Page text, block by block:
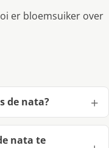
er bloemsuiker over
de nata?
nata te